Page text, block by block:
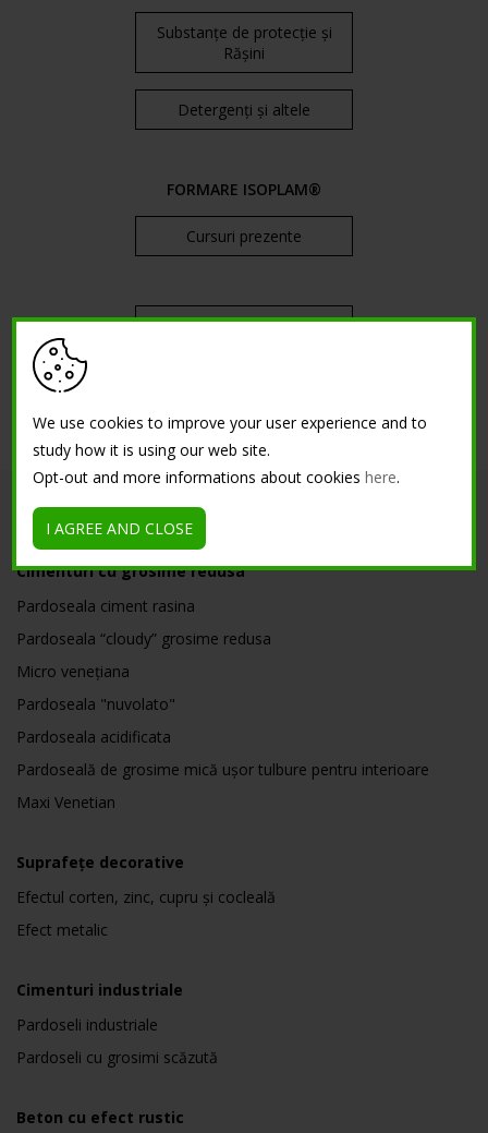
Substanțe de protecție și
Rășini
Detergenți și altele
FORMARE ISOPLAM®
Cursuri prezente
Tutorial
SOLUȚII
Cimenturi cu grosime redusa
Pardoseala ciment rasina
Pardoseala “cloudy” grosime redusa
Micro venețiana
Pardoseala "nuvolato"
Pardoseala acidificata
Pardoseală de grosime mică ușor tulbure pentru interioare
Maxi Venetian
Suprafețe decorative
Efectul corten, zinc, cupru și cocleală
Efect metalic
Cimenturi industriale
Pardoseli industriale
Pardoseli cu grosimi scăzută
Beton cu efect rustic
We use cookies to improve your user experience and to
study how it is using our web site.
Opt-out and more informations about cookieshere.
I AGREE AND CLOSE